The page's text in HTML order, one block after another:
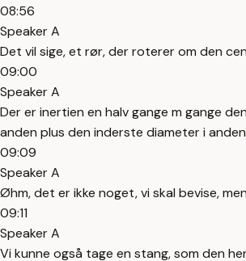
08:56
Speaker A
Det vil sige, et rør, der roterer om den
09:00
Speaker A
Der er inertien en halv gange m gange
anden plus den inderste diameter i
09:09
Speaker A
Øhm, det er ikke noget, vi skal bevise,
09:11
Speaker A
Vi kunne også tage en stang, som den